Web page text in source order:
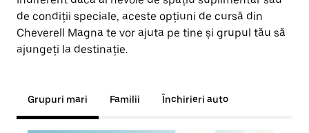
de condiții speciale, aceste opțiuni de cursă din
Cheverell Magna te vor ajuta pe tine și grupul tău să
ajungeți la destinație.
Grupuri mari Familii Închirieri auto